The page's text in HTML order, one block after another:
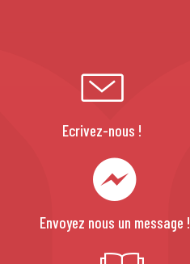
Ecrivez-nous !
Envoyez nous un message !